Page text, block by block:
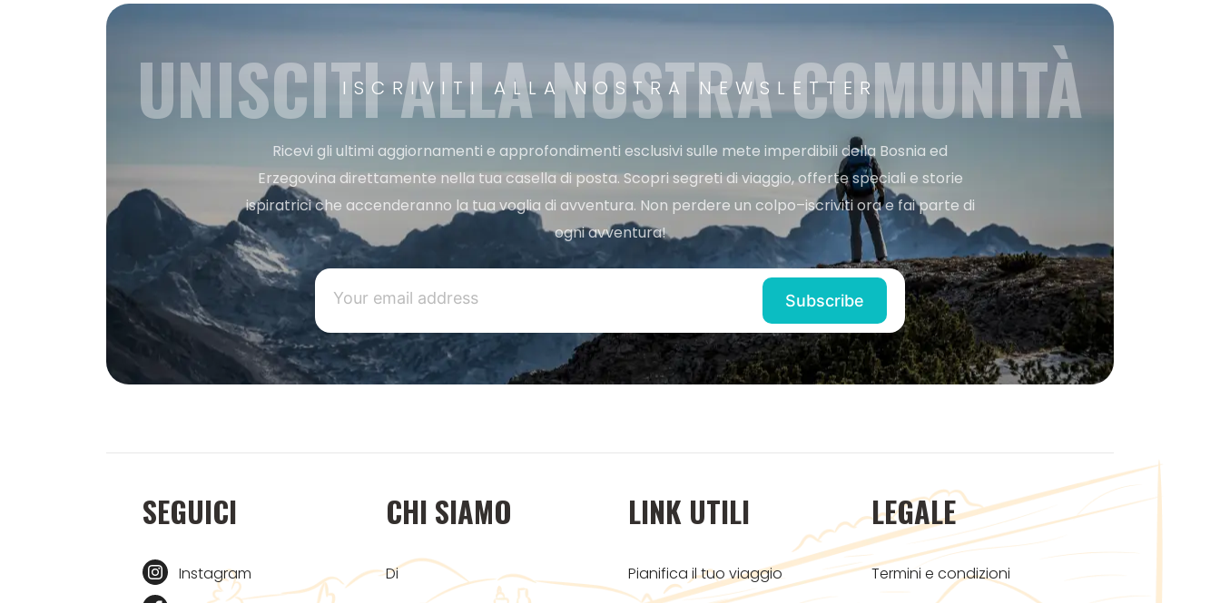
ISCRIVITI ALLA NOSTRA NEWSLETTER
UNISCITI ALLA NOSTRA COMUNITÀ
Ricevi gli ultimi aggiornamenti e approfondimenti esclusivi sulle mete imperdibili della Bosnia ed
Erzegovina direttamente nella tua casella di posta. Scopri segreti di viaggio, offerte speciali e storie
ispiratrici che accenderanno la tua voglia di avventura. Non perdere un colpo–iscriviti ora e fai parte di
ogni avventura!
SEGUICI
Instagram
CHI SIAMO
Di
LINK UTILI
Pianifica il tuo viaggio
LEGALE
Termini e condizioni